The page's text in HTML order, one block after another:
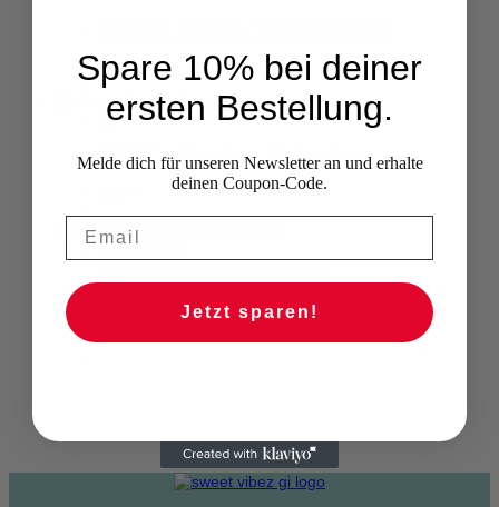
8,90€
M&M’s Cookie Bite Size
Ausverkauft
Herr’s Jalapeno Cheese Curls
4,90€
Spare 10% bei deiner
ersten Bestellung.
Melde dich für unseren Newsletter an und erhalte
deinen Coupon-Code.
Jetzt sparen!